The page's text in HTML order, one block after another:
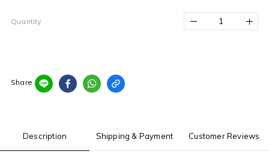
Quantity
Share
Description Shipping & Payment Customer Reviews